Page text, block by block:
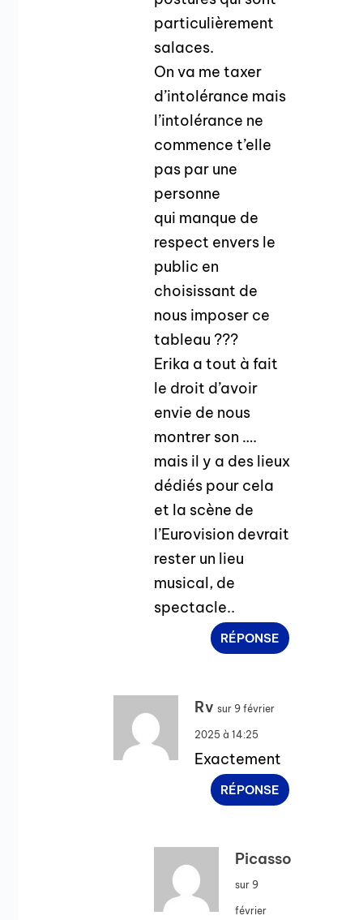
particulièrement
salaces.
On va me taxer
d’intolérance mais
l’intolérance ne
commence t’elle
pas par une
personne
qui manque de
respect envers le
public en
choisissant de
nous imposer ce
tableau ???
Erika a tout à fait
le droit d’avoir
envie de nous
montrer son ….
mais il y a des lieux
dédiés pour cela
et la scène de
l’Eurovision devrait
rester un lieu
musical, de
spectacle..
RÉPONSE
Rv sur 9 février
2025 à 14:25
Exactement
RÉPONSE
Picasso
sur 9
février